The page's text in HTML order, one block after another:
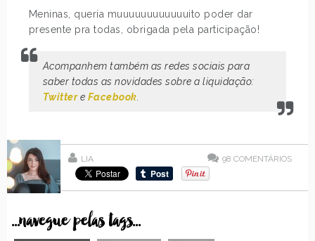
Meninas, queria muuuuuuuuuuuuito poder dar
presente pra todas, obrigada pela participação!
Acompanhem também as redes sociais para
saber todas as novidades sobre a liquidação:
Twittere Facebook
LIA 98 COMENTÁRIOS
...navegue pelas tags...